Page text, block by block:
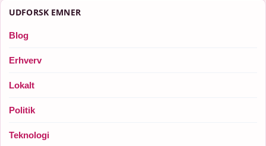
UDFORSK EMNER
Blog
Erhverv
Lokalt
Politik
Teknologi